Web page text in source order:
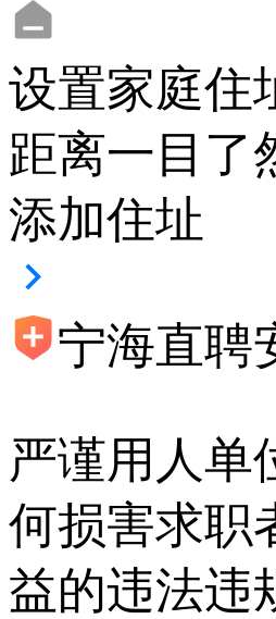
设置家庭住
距离一目了
添加住址
宁海直聘
严谨用人单
何损害求职
益的违法违